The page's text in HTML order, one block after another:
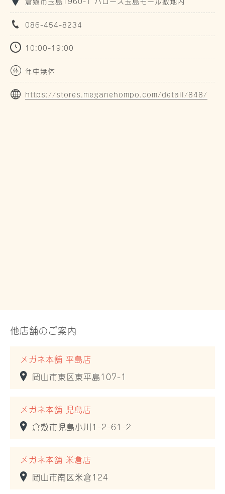
086-454-8234
10:00-19:00
年中無休
https://stores.meganehompo.com/detail/848/
他店舗のご案内
メガネ本舗 平島店
岡山市東区東平島107-1
メガネ本舗 児島店
倉敷市児島小川1-2-61-2
メガネ本舗 米倉店
岡山市南区米倉124